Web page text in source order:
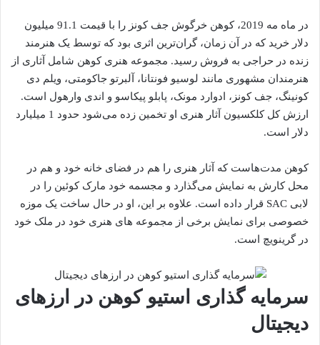
در ماه مه 2019، کوهن خرگوش جف کونز را با قیمت 91.1 میلیون
دلار خرید که در آن زمان، گران‌ترین اثری بود که توسط یک هنرمند
زنده در حراجی به فروش رسید. مجموعه هنری کوهن شامل آثاری از
هنرمندان مشهوری مانند لوسیو فونتانا، آلبرتو جاکومتی، ویلم دی
کونینگ، جف کونز، ادوارد مونک، پابلو پیکاسو و اندی وارهول است.
ارزش کل کلکسیون آثار هنری او تخمین زده می‌شود حدود 1 میلیارد
دلار است.
کوهن مدت‌هاست که آثار هنری را هم در فضای خانه خود و هم در
محل کارش به نمایش می‌گذارد و مجسمه خود مارک کوئین را در
لابی SAC قرار داده است. علاوه بر این، او در حال ساخت یک موزه
خصوصی برای نمایش برخی از مجموعه های هنری خود در ملک خود
در گرینویچ است.
سرمایه گذاری استیو کوهن در ارزهای
دیجیتال